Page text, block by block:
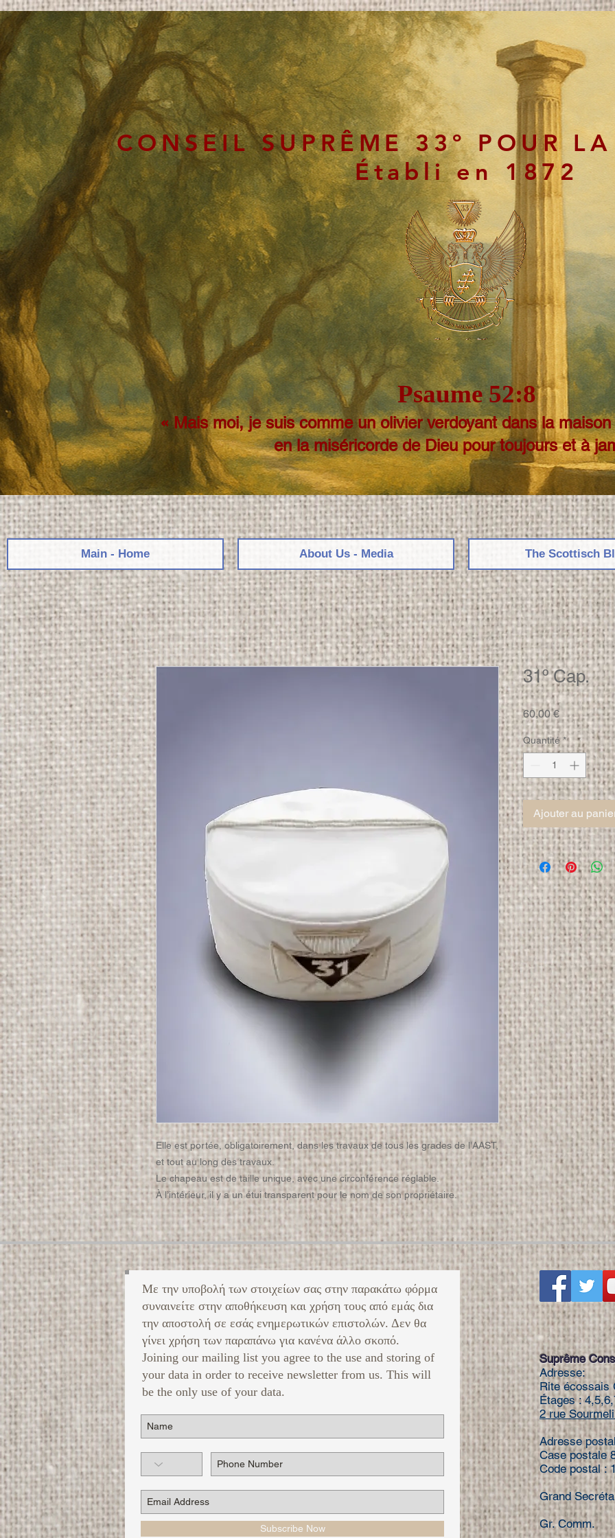
CONSEIL SUPRÊME 33º POUR
Établi en 1872
Psaume 52:8
« Mais moi, je suis comme un olivier verdoyant dans la
en la miséricorde de Dieu pour toujours et à
Main - Home About Us - Media The Scottisch
Elle est portée, obligatoirement, dans les travaux de tous les grades de l'AAST,
et tout au long des travaux.
Le chapeau est de taille unique, avec une circonférence réglable.
À l’intérieur, il y a un étui transparent pour le nom de son propriétaire.
31º Cap.
60,00 €Prix
Quantité *
Ajouter au
Με την υποβολή των στοιχείων σας στην παρακάτω φόρμα
συναινείτε στην αποθήκευση και χρήση τους από εμάς δια
την αποστολή σε εσάς ενημερωτικών επιστολών. Δεν θα
γίνει χρήση των παραπάνω για κανένα άλλο σκοπό. ​
Joining our mailing list you agree to the use and storing of
your data in order to receive newsletter from us. This will
be the only use of your data.
Subscribe Now
Suprême
Adresse:
Rite écossais
Étages :
2 rue Sourmeli
Adresse
Case postale
Code postal :
Grand
Gr. Comm.